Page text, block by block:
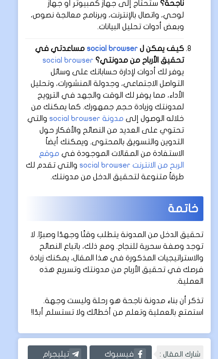
ناجحة؟ستحتاج إلى جهاز كمبيوتر أو جهاز
لوحي، واتصال بالإنترنت، وبرنامج معالجة نصوص،
وبعض أدوات تحليل البيانات.
كيف يمكن ل social browserمساعدتي في
تحقيق الأرباح من مدونتي؟ social browser
يوفر لك أدوات لإدارة حساباتك على وسائل
التواصل الاجتماعي، وجدولة المنشورات، وتحليل
الأداء، مما يوفر لك الوقت والجهد في الترويج
لمدونتك وزيادة حجم جمهورك. كما يمكنك من
خلاله الوصول إلى مدونة social browser
والتي
تحتوي على العديد من النصائح والأفكار حول
التدوين والتسويق بالمحتوى. ويمكنك أيضاً
الاستفادة من المقالات الموجودة في موقع
الربح من الانترنت social browser
والتي تقدم لك
طرقاً متنوعة لتحقيق الدخل من مدونتك.
خاتمة
تحقيق الدخل من المدونة يتطلب وقتًا وجهدًا وصبرًا. لا
توجد وصفة سحرية للنجاح. ومع ذلك، باتباع النصائح
والاستراتيجيات المذكورة في هذا المقال، يمكنك زيادة
فرصك في تحقيق الأرباح من مدونتك وتسريع هذه
العملية.
تذكر أن بناء مدونة ناجحة هو رحلة وليست وجهة.
استمتع بالعملية وتعلم من أخطائك ولا تستسلم أبدًا!
شارك المقال : فيسبوك تيليجرام